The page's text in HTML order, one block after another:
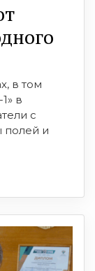
в том
в
с
полей и